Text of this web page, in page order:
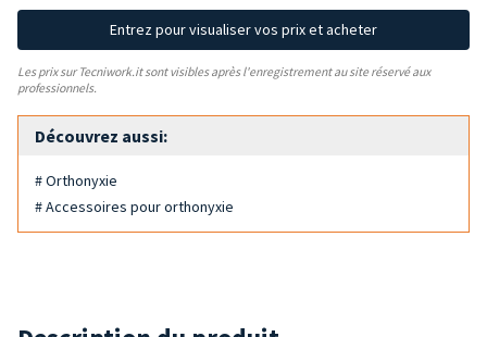
Entrez pour visualiser vos prix et acheter
Les prix sur Tecniwork.it sont visibles après l'enregistrement au site réservé aux
professionnels.
Découvrez aussi:
# Orthonyxie
# Accessoires pour orthonyxie